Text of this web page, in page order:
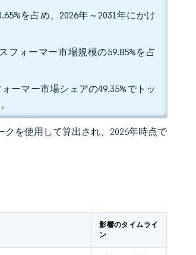
を占め、2026年～2031年にかけ
フォーマー市場規模の59.85%を占
ーマー市場シェアの49.35%でトッ
を使用して算出され、2026年時点で
影響のタイムライ
ン